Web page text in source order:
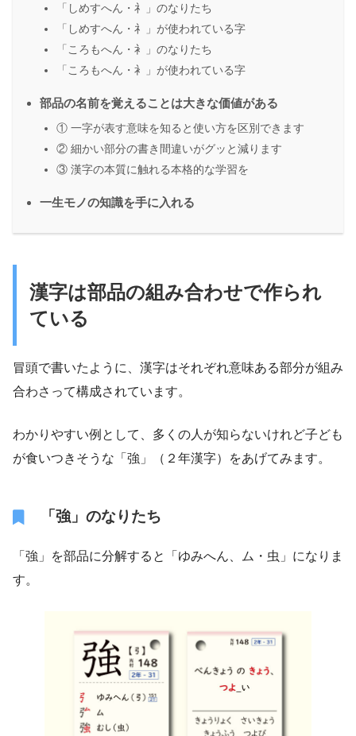
「しめすへん・礻」のなりたち
「しめすへん・礻」が使われている字
「ころもへん・衤」のなりたち
「ころもへん・衤」が使われている字
部品の名前を覚えることは大きな価値がある
① 一字が表す意味を知ると使い方を区別できます
② 細かい部分の書き間違いがグッと減ります
③ 漢字の本質に触れる本格的な学習を
一生モノの知識を手に入れる
漢字は部品の組み合わせで作られ
ている
冒頭で書いたように、漢字はそれぞれ意味ある部分が組み
合わさって構成されています。
わかりやすい例として、多くの人が知らないけれど子ども
が食いつきそうな「強」（２年漢字）をあげてみます。
「強」のなりたち
「強」を部品に分解すると「ゆみへん、ム・虫」になりま
す。